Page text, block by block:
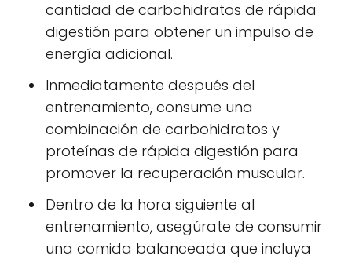
cantidad de carbohidratos de rápida
digestión para obtener un impulso de
energía adicional.
Inmediatamente después del
entrenamiento, consume una
combinación de carbohidratos y
proteínas de rápida digestión para
promover la recuperación muscular.
Dentro de la hora siguiente al
entrenamiento, asegúrate de consumir
una comida balanceada que incluya